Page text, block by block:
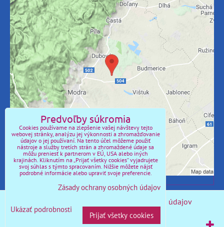
Externý obsah je blokovaný Voľbami
súkromia
Prajete si načítať externý obsah?
Povoliť tentokrát
Povoliť a zapamätať - súhlas s druhom cookie:
Funkčné
Otvoriť obsah v novom okne
Zásady ochrany osobných údajov
Predvoľby súkromia
Cookies používame na zlepšenie vašej návštevy tejto
webovej stránky, analýzu jej výkonnosti a zhromažďovanie
údajov o jej používaní. Na tento účel môžeme použiť
nástroje a služby tretích strán a zhromaždené údaje sa
môžu preniesť k partnerom v EÚ, USA alebo iných
krajinách. Kliknutím na „Prijať všetky cookies“ vyjadrujete
svoj súhlas s týmto spracovaním. Nižšie môžete nájsť
podrobné informácie alebo upraviť svoje preferencie.
Zásady ochrany osobných údajov
Ukázať podrobnosti
Prijať všetky cookies